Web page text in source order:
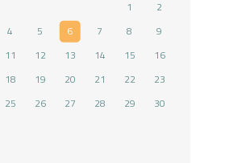
1
2
4 5 6 7 8
9
11 12 13 14 15
16
18 19 20 21 22
23
25 26 27 28 29
30